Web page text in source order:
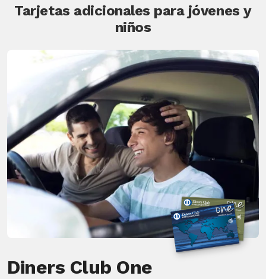
Tarjetas adicionales para jóvenes y
niños
Diners Club One